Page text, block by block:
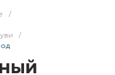
/
/